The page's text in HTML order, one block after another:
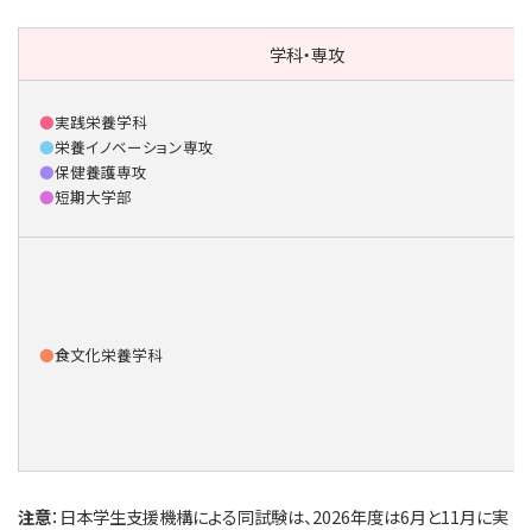
学科・専攻
●実践栄養学科
●栄養イノベーション専攻
●保健養護専攻
●短期大学部
●食文化栄養学科
注意：日本学生支援機構による同試験は、2026年度は6月と11月に実